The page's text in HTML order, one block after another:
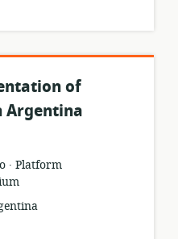
of
Argentina
. Platform